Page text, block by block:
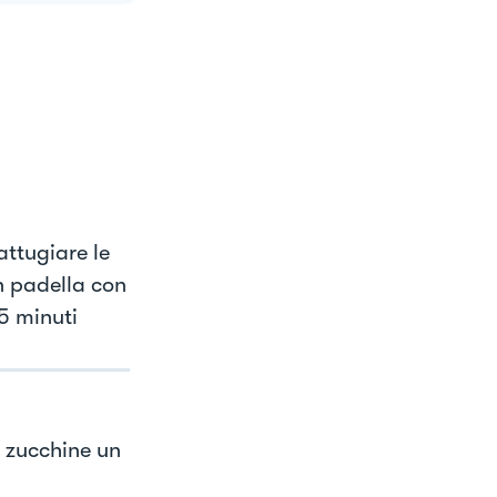
le
padella con
minuti
un